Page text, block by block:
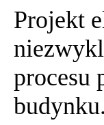
Projekt
procesu
budynku.